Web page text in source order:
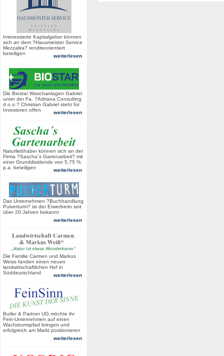
Interessierte Kapitalgeber können
sich an dem ?Hausmeister Service
Mezzalira? renditeorientiert
beteiligen
weiterlesen
Die Biostar Waschanlagen Gabriel
unter der Fa. ?Adriana Consulting
d.o.o.? Christian Gabriel steht für
Investoren offen
weiterlesen
Naturliebhaber können sich an der
Firma ?Sascha´s Gartenarbeit? mit
einer Grunddividende von 5,75 %
p.a. beteiligen
weiterlesen
Das Unternehmen ?Buchhandlung
Pulverturm? ist der Erwerberin seit
über 20 Jahren bekannt
weiterlesen
Die Familie Carmen und Markus
Weiss fanden einen neuen
landwirtschaftlichen Hof in
Süddeutschland
weiterlesen
Butler & Partner UG möchte ihr
Fein-Unternehmen auf einen
Wachstumspfad bringen und
erfolgreich am Markt positionieren
weiterlesen